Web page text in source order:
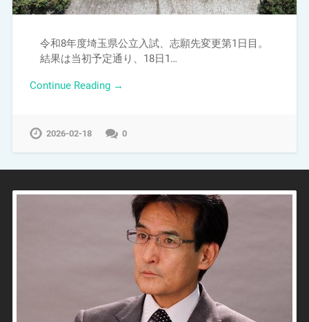
令和8年度埼玉県公立入試、志願先変更第1日目。
結果は当初予定通り、18日1…
Continue Reading →
2026-02-18 0